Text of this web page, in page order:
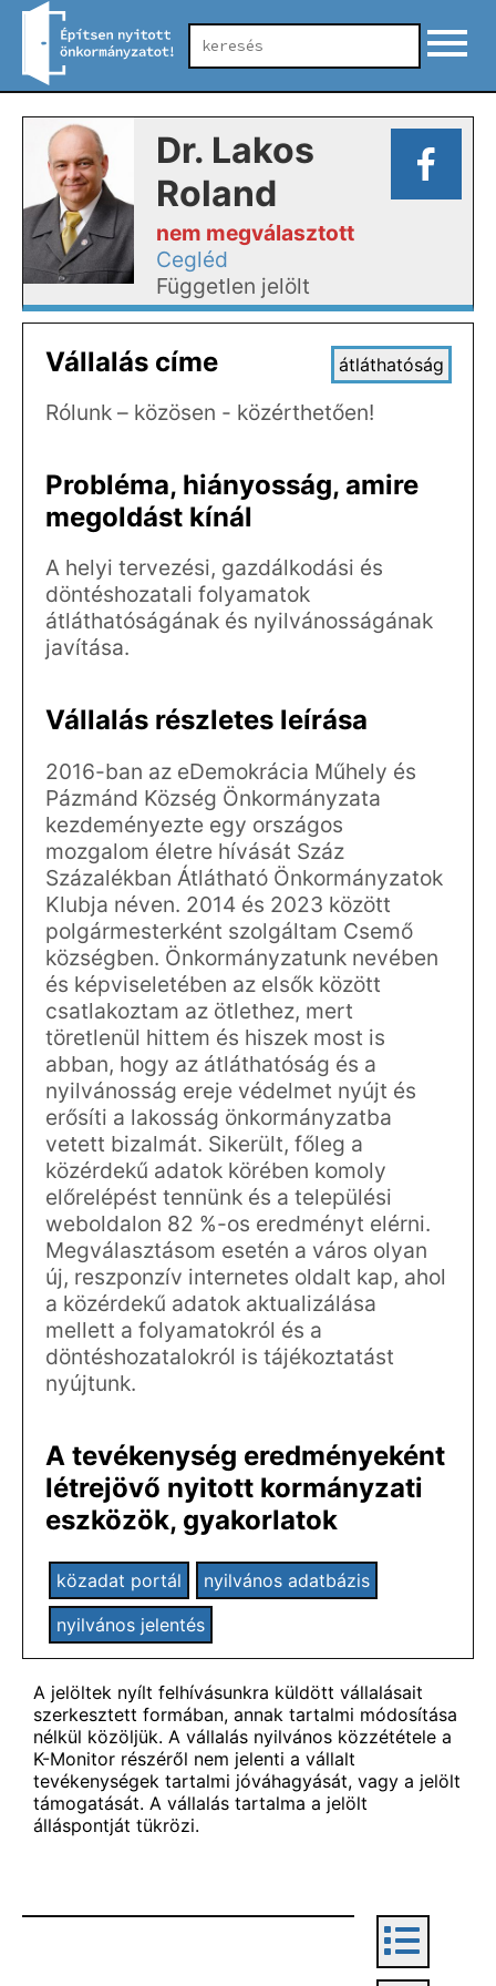
Dr. Lakos
Roland
nem megválasztott
Cegléd
Független jelölt
átláthatóság
Vállalás címe
Rólunk – közösen - közérthetően!
Probléma, hiányosság, amire
megoldást kínál
A helyi tervezési, gazdálkodási és
döntéshozatali folyamatok
átláthatóságának és nyilvánosságának
javítása.
Vállalás részletes leírása
2016-ban az eDemokrácia Műhely és
Pázmánd Község Önkormányzata
kezdeményezte egy országos
mozgalom életre hívását Száz
Százalékban Átlátható Önkormányzatok
Klubja néven. 2014 és 2023 között
polgármesterként szolgáltam Csemő
községben. Önkormányzatunk nevében
és képviseletében az elsők között
csatlakoztam az ötlethez, mert
töretlenül hittem és hiszek most is
abban, hogy az átláthatóság és a
nyilvánosság ereje védelmet nyújt és
erősíti a lakosság önkormányzatba
vetett bizalmát. Sikerült, főleg a
közérdekű adatok körében komoly
előrelépést tennünk és a települési
weboldalon 82 %-os eredményt elérni.
Megválasztásom esetén a város olyan
új, reszponzív internetes oldalt kap, ahol
a közérdekű adatok aktualizálása
mellett a folyamatokról és a
döntéshozatalokról is tájékoztatást
nyújtunk.
A tevékenység eredményeként
létrejövő nyitott kormányzati
eszközök, gyakorlatok
közadat portál
nyilvános adatbázis
nyilvános jelentés
A jelöltek nyílt felhívásunkra küldött vállalásait
szerkesztett formában, annak tartalmi módosítása
nélkül közöljük. A vállalás nyilvános közzététele a
K-Monitor részéről nem jelenti a vállalt
tevékenységek tartalmi jóváhagyását, vagy a jelölt
támogatását. A vállalás tartalma a jelölt
álláspontját tükrözi.